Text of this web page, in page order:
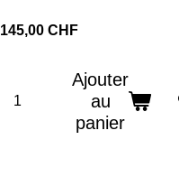
145,00 CHF
Ajouter
au
panier